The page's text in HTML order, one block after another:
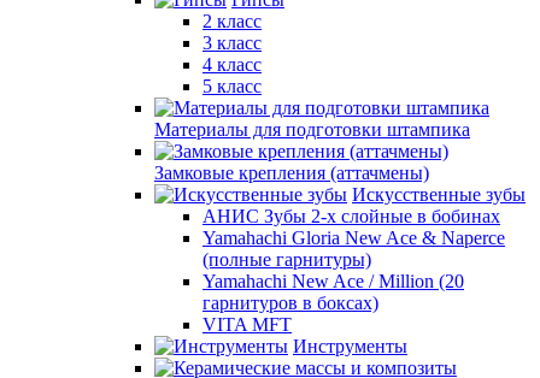
2 класс
3 класс
4 класс
5 класс
Материалы для подготовки штампика
Замковые крепления (аттачмены)
Искусственные зубы
АНИС Зубы 2-х слойные в бобинах
Yamahachi Gloria New Ace & Naperce
(полные гарнитуры)
Yamahachi New Ace / Million (20
гарнитуров в боксах)
VITA MFT
Инструменты